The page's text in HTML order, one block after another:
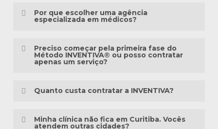
Por que escolher uma agência
especializada em médicos?
mais do que conhecimento em publicidade.
paciente, as particularidades das
como as pessoas pesquisam sintomas,
Preciso começar pela primeira fase do
Método INVENTIVA® ou posso contratar
apenas um serviço?
diferente da sua presença digital. Algumas
Quanto custa contratar a INVENTIVA?
padronizados, porque cada clínica possui
Minha clínica não fica em Curitiba. Vocês
atendem outras cidades?